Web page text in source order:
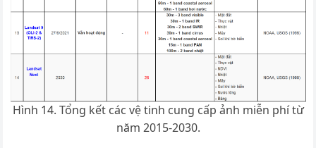
Hình 14. Tổng kết các vệ tinh cung cấp ảnh miễn phí từ
năm 2015-2030.